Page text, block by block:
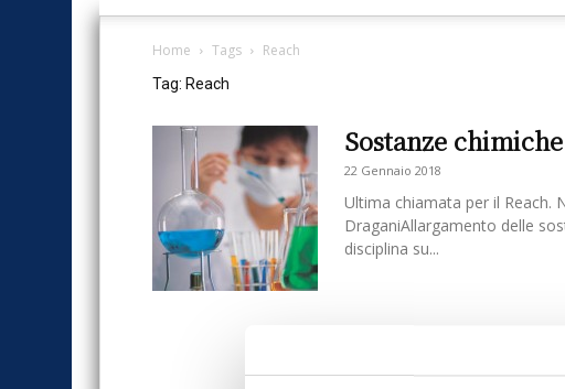
Home Tags Reach
Tag: Reach
Sostanze
22 Gennaio 2018
Ultima chiamata per il Reach.
DraganiAllargamento delle
disciplina su...